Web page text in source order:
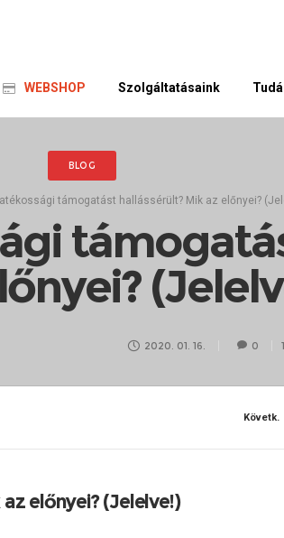
WEBSHOP Szolgáltatásaink
BLOG
támogatást hallássérült? Mik az előnyei?
2020. 01. 16. 0
Követk.
előnyei? (Jelelve!)